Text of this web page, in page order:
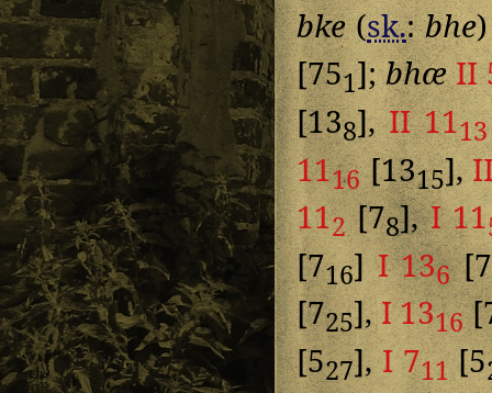
bke(sk.:bhe
[751];bhæ II
[138],II 1113
1116[1315],
112[78],I 11
[716]I 136[7
[725],I 1316
[527],I 711[5